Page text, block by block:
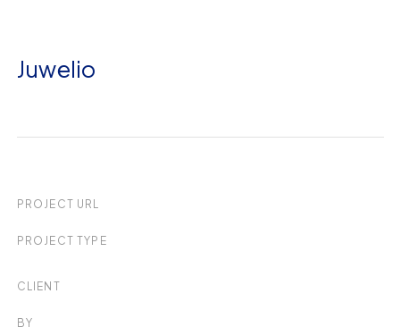
Juwelio
PROJECT URL
PROJECT TYPE
CLIENT
BY